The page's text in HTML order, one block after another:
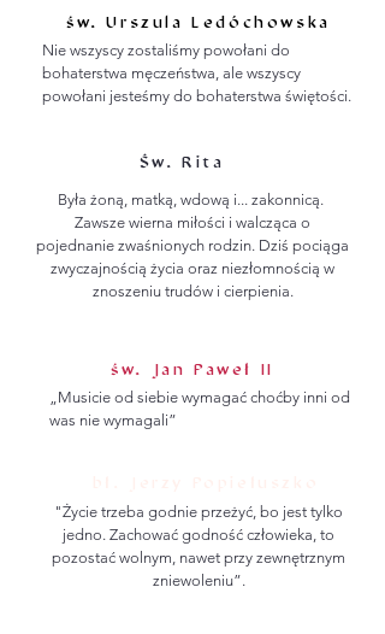
św. Urszula Ledóchowska
Nie wszyscy zostaliśmy powołani do
bohaterstwa męczeństwa, ale wszyscy
powołani jesteśmy do bohaterstwa świętości.
Św. Rita
Była żoną, matką, wdową i... zakonnicą.
Zawsze wierna miłości i walcząca o
pojednanie zwaśnionych rodzin. Dziś pociąga
zwyczajnością życia oraz niezłomnością w
znoszeniu trudów i cierpienia.
św. Jan Paweł II
„Musicie od siebie wymagać choćby inni od
was nie wymagali”
"Życie trzeba godnie przeżyć, bo jest tylko
jedno. Zachować godność człowieka, to
pozostać wolnym, nawet przy zewnętrznym
zniewoleniu”.